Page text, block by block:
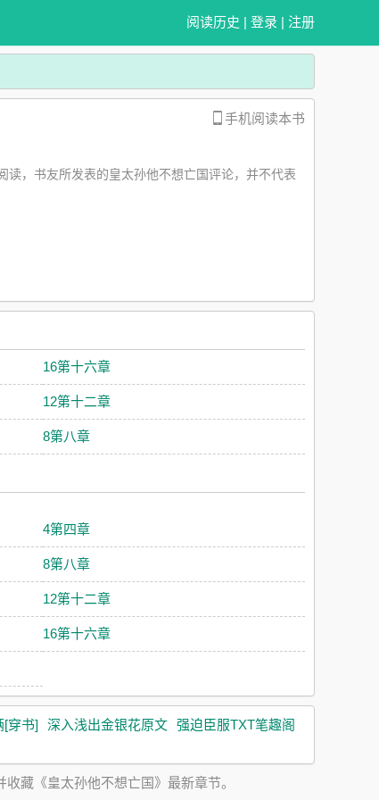
阅读历史 | 登录 | 注册
手机阅读本书
读，书友所发表的皇太孙他不想亡国评论，并不代表
16第十六章
12第十二章
8第八章
4第四章
8第八章
12第十二章
16第十六章
[穿书] 深入浅出金银花原文 强迫臣服TXT笔趣阁
藏《皇太孙他不想亡国》最新章节。